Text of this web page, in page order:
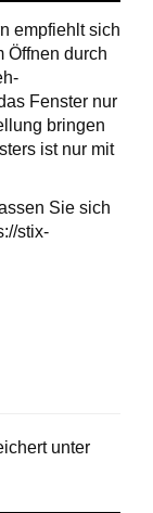
empfiehlt sich
Öffnen durch
Fenster nur
bringen
ist nur mit
Sie sich
stix-
unter